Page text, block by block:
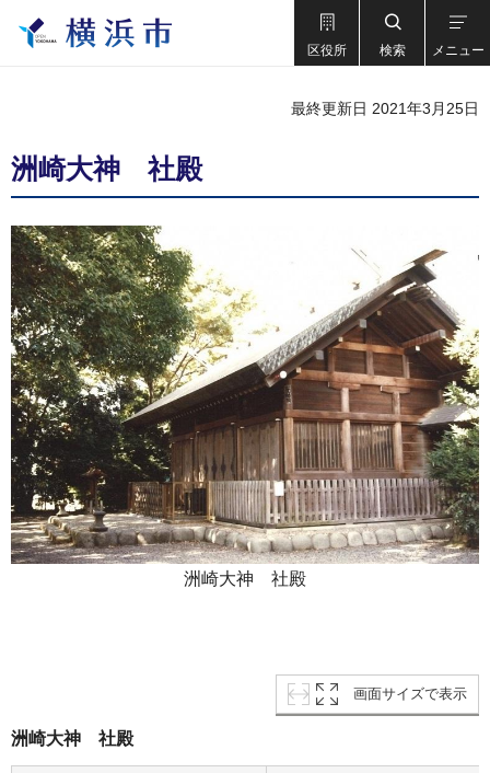
区役所 検索 メニュー
最終更新日 2021年3月25日
洲崎大神 社殿
洲崎大神 社殿
画面サイズで表示
洲崎大神 社殿